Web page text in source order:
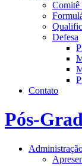
Comitê
Defesa
Contato
Pós-